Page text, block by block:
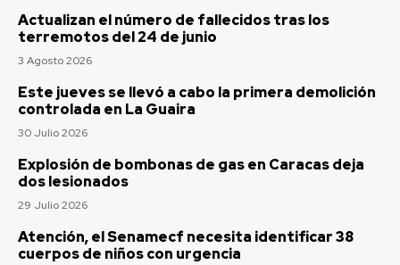
Actualizan el número de fallecidos tras los
terremotos del 24 de junio
3 Agosto 2026
Este jueves se llevó a cabo la primera demolición
controlada en La Guaira
30 Julio 2026
Explosión de bombonas de gas en Caracas deja
dos lesionados
29 Julio 2026
Atención, el Senamecf necesita identificar 38
cuerpos de niños con urgencia